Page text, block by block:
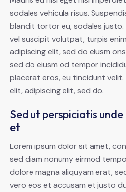
sodales vehicula risus.
blandit tortor eu, sodales
vel suscipit volutpat, turpis
adipiscing elit, sed do eiusm
sed do eiusm od tempor
placerat eros, eu tincidunt
elit, adipiscing elit, sed do.
Sed ut perspiciatis
et
Lorem ipsum dolor sit amet,
sed diam nonumy eirmod
dolore magna aliquyam erat,
vero eos et accusam et justo